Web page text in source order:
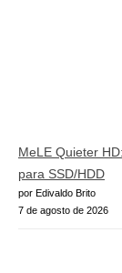
MeLE Quieter
para SSD/HDD
por Edivaldo Brito
7 de agosto de 2026